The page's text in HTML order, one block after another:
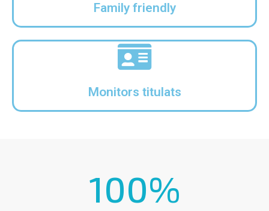
Family friendly
Monitors titulats
100%